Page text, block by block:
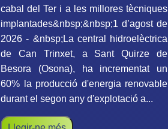
cabal del Ter i a les millores tècniques
implantades&nbsp;&nbsp;1 d’agost de
2026 - &nbsp;La central hidroelèctrica
de Can Trinxet, a Sant Quirze de
Besora (Osona), ha incrementat un
60% la producció d'energia renovable
durant el segon any d'explotació a...